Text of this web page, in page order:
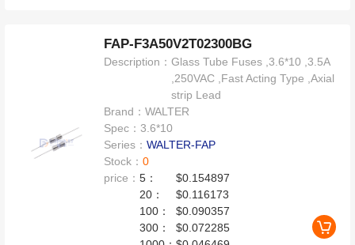
FAP-F3A50V2T02300BG
Description：Glass Tube Fuses ,3.6*10 ,3.5A
,250VAC ,Fast Acting Type ,Axial
strip Lead
Brand：WALTER
Spec：3.6*10
Series：WALTER-FAP
Stock：0
price：5：
$0.154897
20：
$0.116173
100：
$0.090357
300：
$0.072285